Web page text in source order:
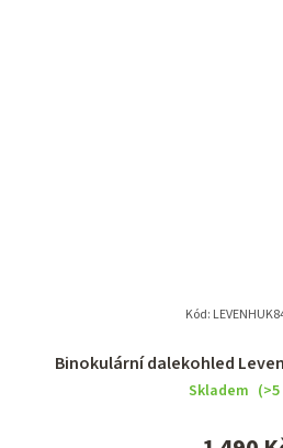
Binokulární dalekohled
Skladem
Kód: